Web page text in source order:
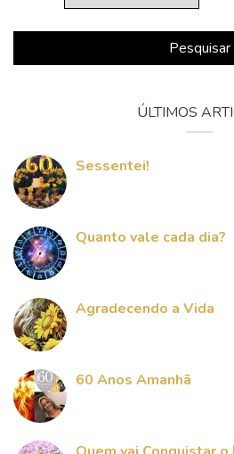
Pesquisar
ÚLTIMOS
Sessentei!
Quanto vale cada dia?
Agradecendo a Vida
60 Anos Amanhã